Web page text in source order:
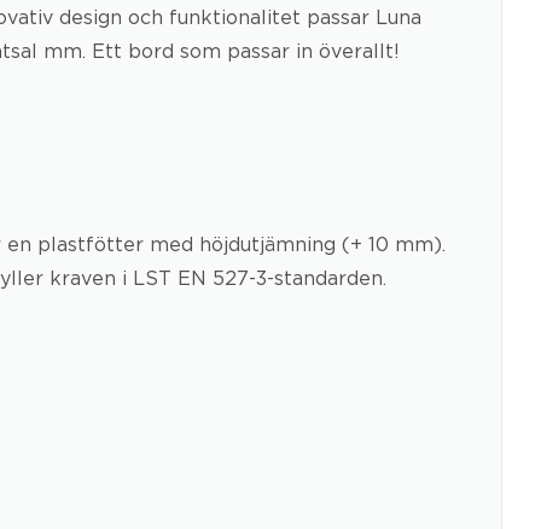
design och funktionalitet passar Luna
mm. Ett bord som passar in överallt!
plastfötter med höjdutjämning (+ 10 mm).
kraven i LST EN 527-3-standarden.